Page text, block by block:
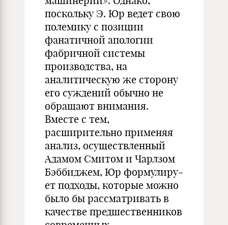
поскольку Э. Юр ведет свою
полемику с позиции
фанатичной апологии
фабричной системы
производства, на
аналитическую же сторону
его суждений обычно не
обращают вни­мания.
Вместе с тем,
расширительно применяя
анализ, осуществленный
Адамом Смитом и Чарлзом
Бэббиджем, Юр формулиру­
ет подходы, которые можно
было бы рассматривать в
качестве предшественников